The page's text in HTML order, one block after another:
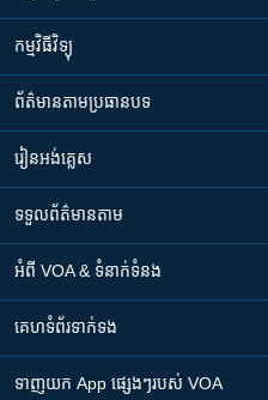
កម្មវិធី​វិទ្យុ
ព័ត៌មាន​តាមប្រធានបទ​
រៀន​​អង់គ្លេស
ទទួល​ព័ត៌មាន​តាម
អំពី​ VOA & ទំនាក់ទំនង
គេហទំព័រ​​ទាក់ទង
ទាញយក​ App ផ្សេងៗ​របស់​ VOA